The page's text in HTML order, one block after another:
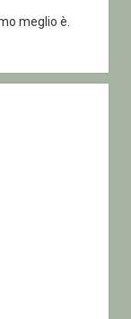
meglio è.